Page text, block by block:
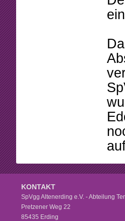
KONTAKT
SpVgg Altenerding e.V. - Abteilung
Pretzener Weg 22
85435 Erding